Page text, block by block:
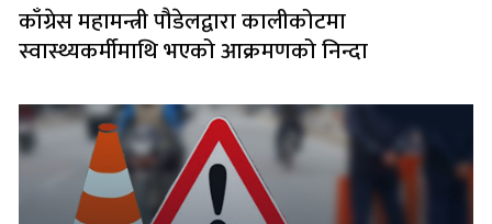
काँग्रेस महामन्त्री पौडेलद्वारा कालीकोटमा
स्वास्थ्यकर्मीमाथि भएको आक्रमणको निन्दा